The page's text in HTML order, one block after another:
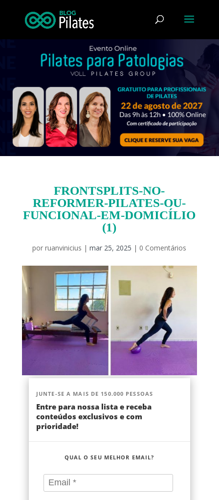
FRONTSPLITS-NO-
REFORMER-PILATES-OU-
FUNCIONAL-EM-DOMICÍLIO
(1)
porruanvinicius |mar 25, 2025 | 0 Comentários
JUNTE-SE A MAIS DE 150.000 PESSOAS
Entre para nossa lista e receba
conteúdos exclusivos e com
prioridade!
QUAL O SEU MELHOR EMAIL?